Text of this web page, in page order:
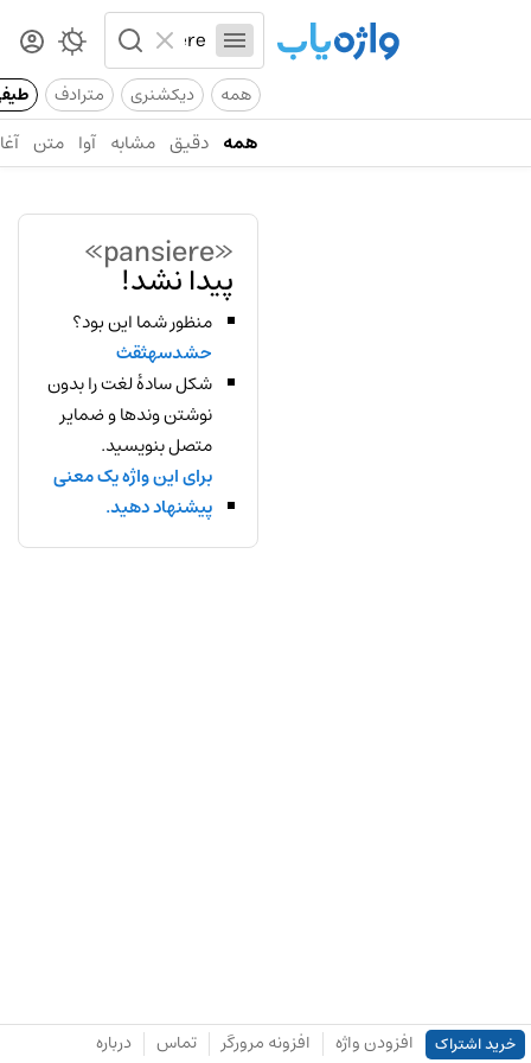
همه دیکشنری مترادف
همه دقیق مشابه آوا متن
«pansiere»
پیدا نشد!
منظور شما این بود؟
حشدسهثقث
شکل سادهٔ لغت را بدون
نوشتن وندها و ضمایر
متصل بنویسید.
برای این واژه یک معنی
پیشنهاد دهید.
خرید اشتراک افزودن واژه افزونه مرورگر تماس درباره